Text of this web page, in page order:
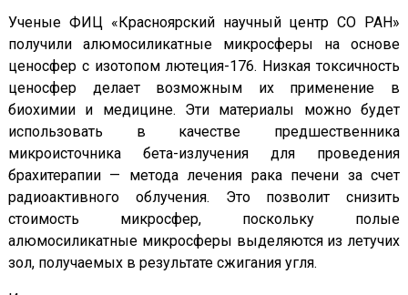
Ученые ФИЦ «Красноярский научный центр СО РАН»
получили алюмосиликатные микросферы на основе
ценосфер с изотопом лютеция-176. Низкая токсичность
ценосфер делает возможным их применение в
биохимии и медицине. Эти материалы можно будет
использовать в качестве предшественника
микроисточника бета-излучения для проведения
брахитерапии — метода лечения рака печени за счет
радиоактивного облучения. Это позволит снизить
стоимость микросфер, поскольку полые
алюмосиликатные микросферы выделяются из летучих
зол, получаемых в результате сжигания угля.